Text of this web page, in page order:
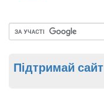
Підтримай сайт